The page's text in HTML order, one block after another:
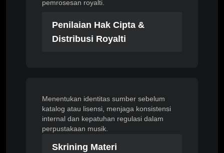
pemrosesan royalti.
Penilaian Hak Cipta &
Distribusi Royalti
Menentukan identitas sumber sebelum
katalog atau lisensi, menjaga konsistensi
internal dan kepatuhan regulasi dalam
perpustakaan musik.
Skrining Materi